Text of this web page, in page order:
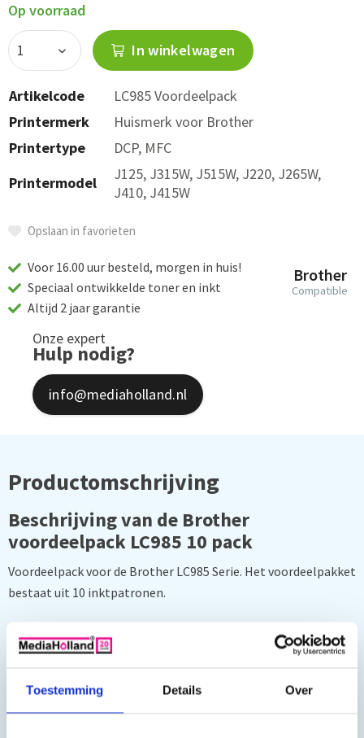
Toestemming Details Over
Op voorraad
In winkelwagen
Artikelcode
LC985 Voordeelpack
Printermerk
Huismerk voor Brother
Printertype
DCP, MFC
Printermodel
J125, J315W, J515W, J220, J265W,
J410, J415W
Opslaan in favorieten
Brother
Compatible
Voor 16.00 uur besteld, morgen in huis!
Speciaal ontwikkelde toner en inkt
Altijd 2 jaar garantie
Onze expert
Hulp nodig?
info@mediaholland.nl
Productomschrijving
Beschrijving van de Brother
voordeelpack LC985 10 pack
Voordeelpack voor de Brother LC985 Serie. Het voordeelpakket
bestaat uit 10 inktpatronen.
4 x Zwart 17 ml., 2 x Cyaan 12 ml., 2 x Magenta 12 ml. en 2 x Geel
12 ml.
De inktpatronen zijn geschikt voor de volgende printers: